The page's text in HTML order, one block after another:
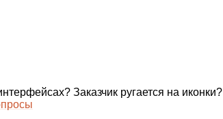
Заказчик ругается на иконки?